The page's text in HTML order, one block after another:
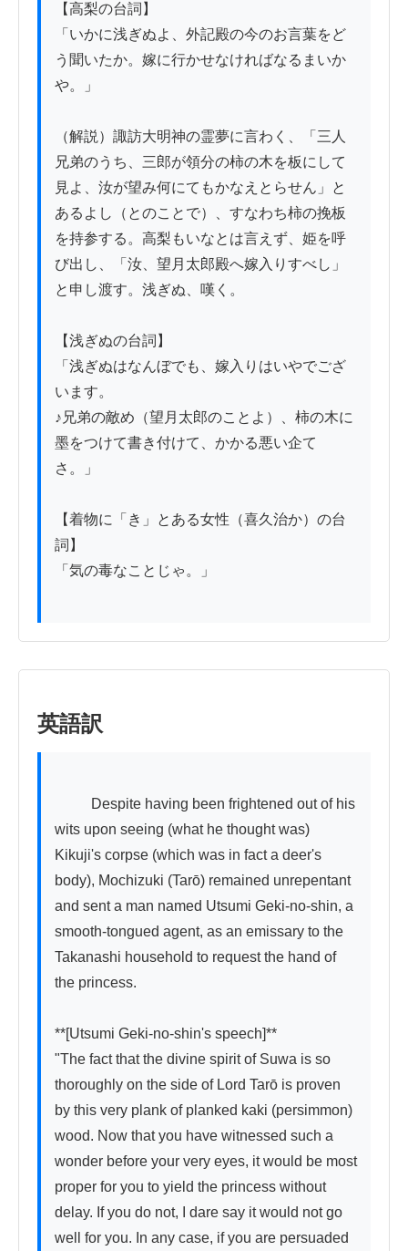
【高梨の台詞】
「いかに浅ぎぬよ、外記殿の今のお言葉をど
う聞いたか。嫁に行かせなければなるまいか
や。」
（解説）諏訪大明神の霊夢に言わく、「三人
兄弟のうち、三郎が領分の柿の木を板にして
見よ、汝が望み何にてもかなえとらせん」と
あるよし（とのことで）、すなわち柿の挽板
を持参する。高梨もいなとは言えず、姫を呼
び出し、「汝、望月太郎殿へ嫁入りすべし」
と申し渡す。浅ぎぬ、嘆く。
【浅ぎぬの台詞】
「浅ぎぬはなんぼでも、嫁入りはいやでござ
います。
♪兄弟の敵め（望月太郎のことよ）、柿の木に
墨をつけて書き付けて、かかる悪い企て
さ。」
【着物に「き」とある女性（喜久治か）の台
詞】
「気の毒なことじゃ。」
英語訳
wits upon seeing (what he thought was)
Kikuji's corpse (which was in fact a deer's
body), Mochizuki (Tarō) remained unrepentant
and sent a man named Utsumi Geki-no-shin, a
smooth-tongued agent, as an emissary to the
Takanashi household to request the hand of
the princess.
**[Utsumi Geki-no-shin's speech]**
"The fact that the divine spirit of Suwa is so
thoroughly on the side of Lord Tarō is proven
by this very plank of planked kaki (persimmon)
wood. Now that you have witnessed such a
wonder before your very eyes, it would be most
proper for you to yield the princess without
delay. If you do not, I dare say it would not go
well for you. In any case, if you are persuaded